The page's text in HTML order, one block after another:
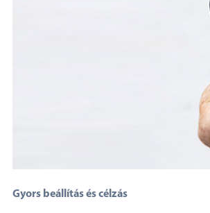
Gyors beállítás és célzás